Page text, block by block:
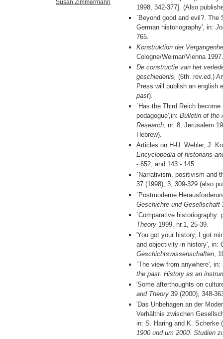
Susan Zimmermann
1998, 342-377]. (Also
`Beyond good and evil?. The
German historiography', in:
765.
Konstruktion der
Cologne/Weimar/Vienna 1997.
De constructie van het
geschiedenis, (6th. rev.ed.)
Press will publish an english
past).
`Has the Third Reich
pedagogue',in: Bulletin of the
Research, nr. 8, Jerusalem
Hebrew).
Articles on H-U. Wehler, J.
Encyclopedia of historians
- 652, and 143 - 145.
`Narrativism, positivism and
37 (1998), 3, 309-329 (also
`Postmoderne
Geschichte und Gesellschaft
`Comparative
Theory1999, nr.1, 25-39.
'You got your history, I got
and objectivity in history', in:
Geschichtswissenschaften,
`The view from anywhere',
the past. History as an
'Some afterthoughts on
and Theory39 (2000), 348-
'Das Unbehagen an der
Verhältnis zwischen
in: S. Haring and K. Scherke
1900 und um 2000. Studien